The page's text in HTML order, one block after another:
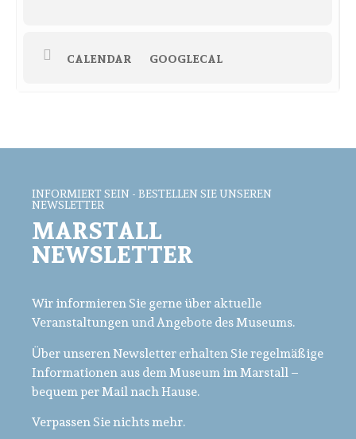
CALENDAR GOOGLECAL
INFORMIERT SEIN - BESTELLEN SIE UNSEREN
NEWSLETTER
MARSTALL
NEWSLETTER
Wir informieren Sie gerne über aktuelle
Veranstaltungen und Angebote des Museums.
Über unseren Newsletter erhalten Sie regelmäßige
Informationen aus dem Museum im Marstall –
bequem per Mail nach Hause.
Verpassen Sie nichts mehr.